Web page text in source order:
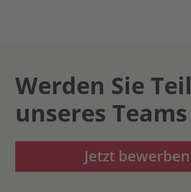
Werden Sie Teil
unseres Teams
Jetzt bewerben